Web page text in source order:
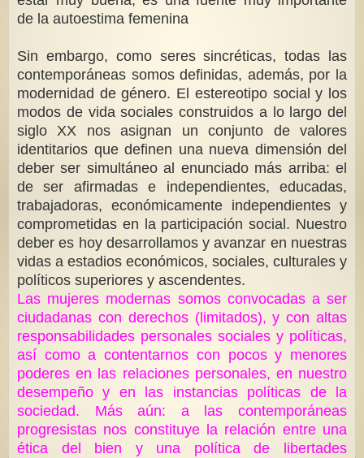
de la autoestima femenina
Sin embargo, como seres sincréticas, todas las
contemporáneas somos definidas, además, por la
modernidad de género. El estereotipo social y los
modos de vida sociales construidos a lo largo del
siglo XX nos asignan un conjunto de valores
identitarios que definen una nueva dimensión del
deber ser simultáneo al enunciado más arriba: el
de ser afirmadas e independientes, educadas,
trabajadoras, económicamente independientes y
comprometidas en la participación social. Nuestro
deber es hoy desarrollamos y avanzar en nuestras
vidas a estadios económicos, sociales, culturales y
políticos superiores y ascendentes.
Las mujeres modernas somos convocadas a ser
ciudadanas con derechos (limitados), y con altas
responsabilidades personales sociales y políticas,
así como a contentarnos con pocos y menores
poderes en las relaciones personales, en nuestro
desempeño y en las instancias políticas de la
sociedad. Más aún: a las contemporáneas
progresistas nos constituye la relación entre una
ética del bien y una política de libertades